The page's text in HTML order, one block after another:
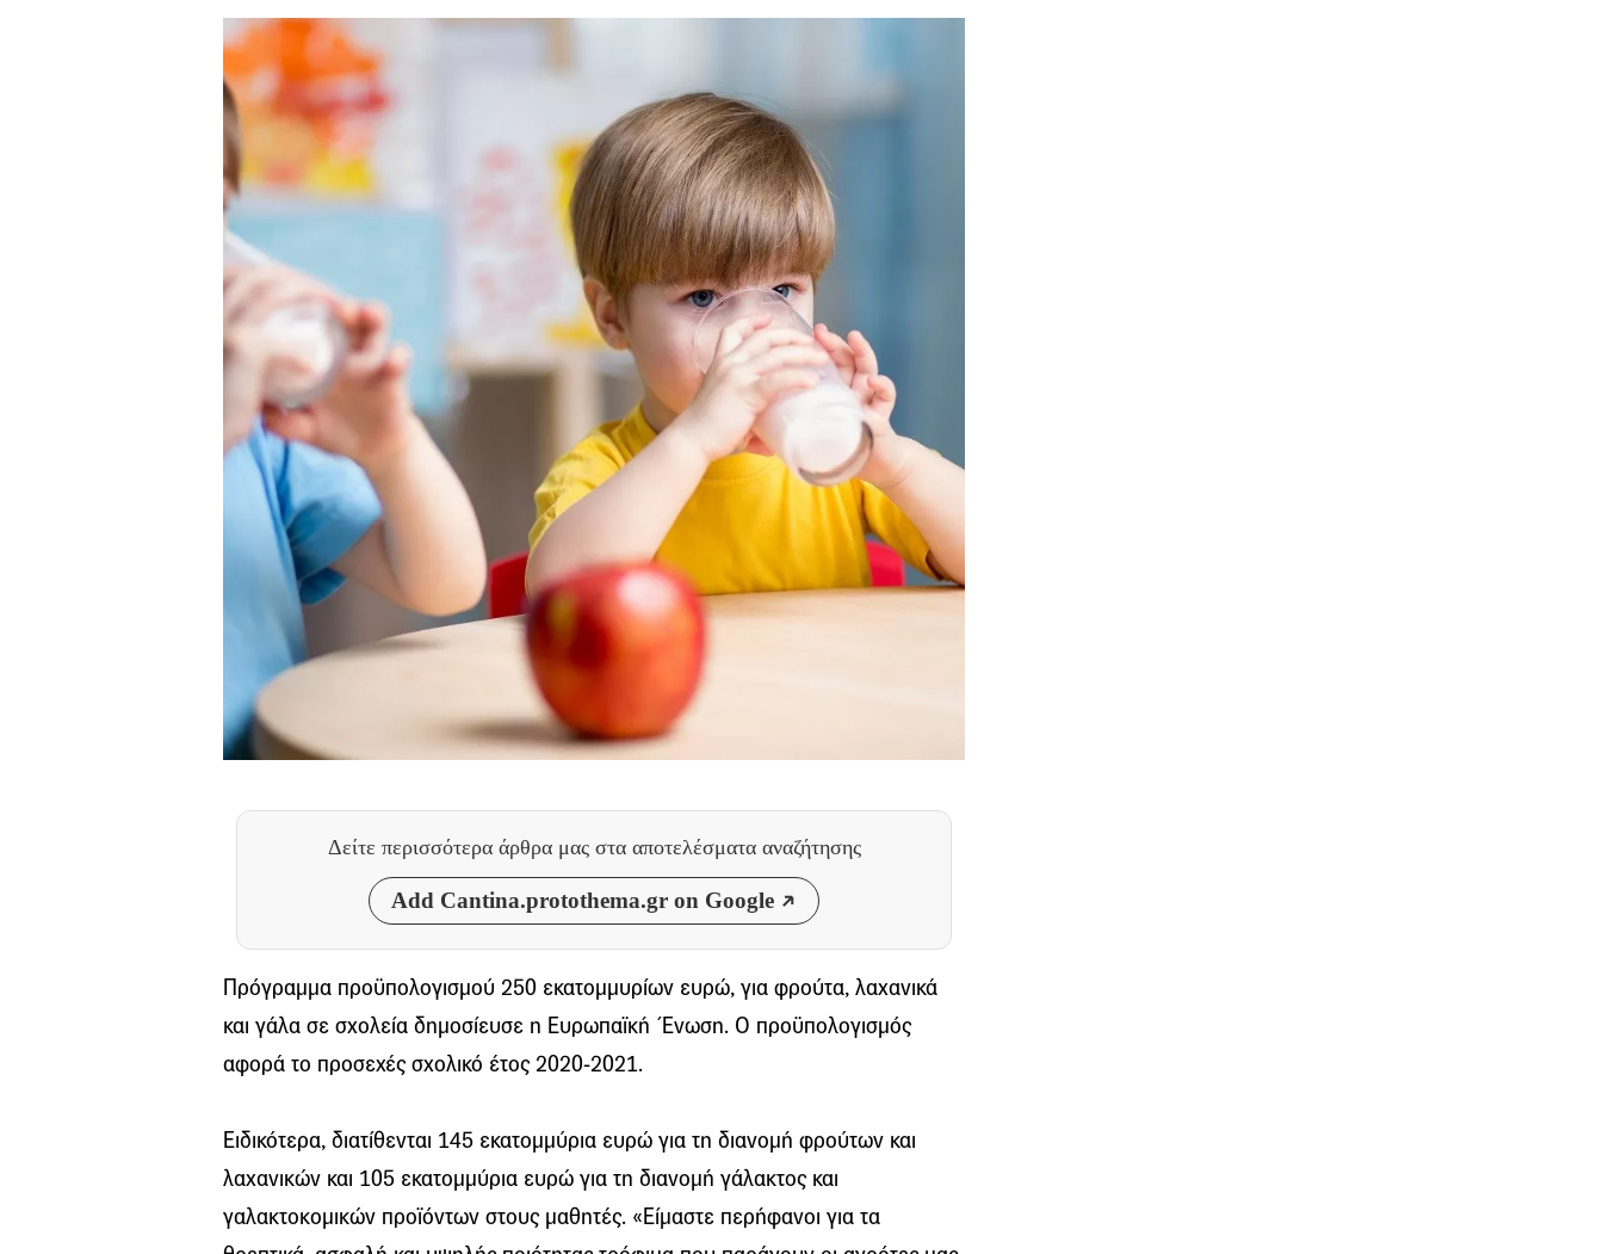
Δείτε περισσότερα άρθρα μας στα αποτελέσματα αναζήτησης
Add Cantina.protothema.gr on Google
Πρόγραμμα προϋπολογισμού 250 εκατομμυρίων ευρώ, για φρούτα, λαχανικά
και γάλα σε σχολεία δημοσίευσε η Ευρωπαϊκή ΄Ενωση. Ο προϋπολογισμός
αφορά το προσεχές σχολικό έτος 2020-2021.
Ειδικότερα, διατίθενται 145 εκατομμύρια ευρώ για τη διανομή φρούτων και
λαχανικών και 105 εκατομμύρια ευρώ για τη διανομή γάλακτος και
γαλακτοκομικών προϊόντων στους μαθητές. «Είμαστε περήφανοι για τα